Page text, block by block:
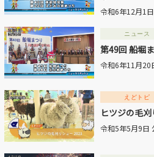
令和6年12月1
ニュース
第49回 船堀
令和6年11月20
えどトピ
ヒツジの毛
令和5年5月9日